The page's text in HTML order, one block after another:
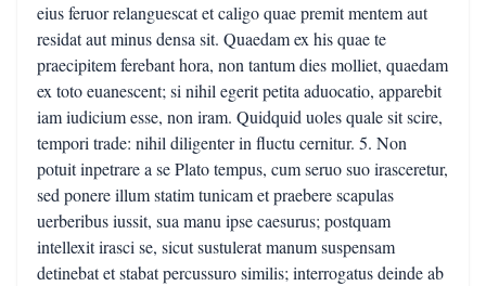
eius feruor relanguescat et caligo quae premit mentem aut
residat aut minus densa sit. Quaedam ex his quae te
praecipitem ferebant hora, non tantum dies molliet, quaedam
ex toto euanescent; si nihil egerit petita aduocatio, apparebit
iam iudicium esse, non iram. Quidquid uoles quale sit scire,
tempori trade: nihil diligenter in fluctu cernitur. 5. Non
potuit inpetrare a se Plato tempus, cum seruo suo irasceretur,
sed ponere illum statim tunicam et praebere scapulas
uerberibus iussit, sua manu ipse caesurus; postquam
intellexit irasci se, sicut sustulerat manum suspensam
detinebat et stabat percussuro similis; interrogatus deinde ab